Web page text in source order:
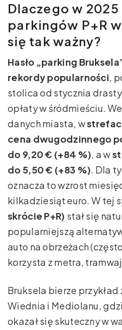
Dlaczego w
parkingów P+R
się tak ważny?
Hasło „parking
rekordy popularności,
stolica od stycznia
opłaty w śródmieściu.
danych miasta, w
cena dwugodzinnego
do 9,20 € (+84 %), a w
do 5,50 € (+83 %). Dla
oznacza to wzrost
kilkadziesiąt euro. W tej
skrócie P+R) stał się
popularniejszą
auto na obrzeżach
korzysta z metra,
Bruksela bierze przykład
Wiednia i Mediolanu,
okazał się skuteczny w